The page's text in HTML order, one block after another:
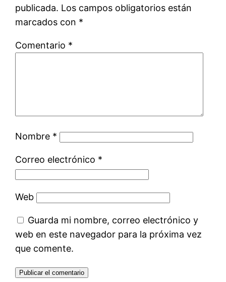
publicada. Los campos obligatorios están
marcados con *
Comentario *
Nombre *
Correo electrónico *
Web
Guarda mi nombre, correo electrónico y
web en este navegador para la próxima vez
que comente.